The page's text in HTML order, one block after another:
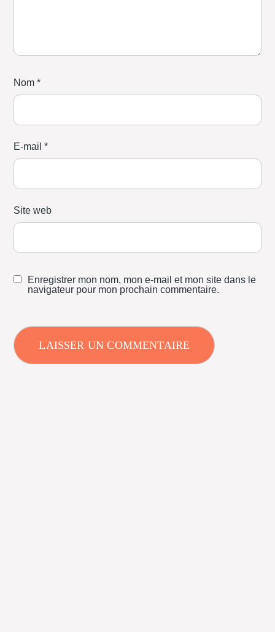
Nom*
E-mail*
Site web
Enregistrer mon nom, mon e-mail et mon site dans le
navigateur pour mon prochain commentaire.